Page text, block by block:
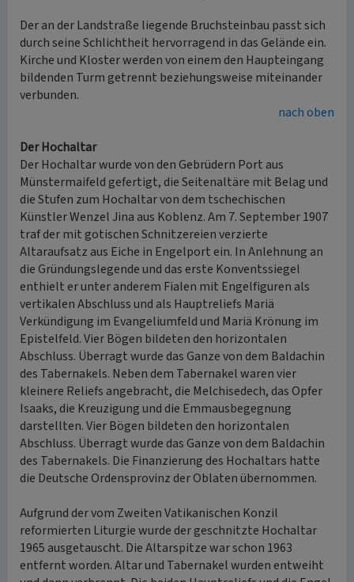
Der an der Landstraße liegende Bruchsteinbau passt sich
durch seine Schlichtheit hervorragend in das Gelände ein.
Kirche und Kloster werden von einem den Haupteingang
bildenden Turm getrennt beziehungsweise miteinander
verbunden.
nach oben
Der Hochaltar
Der Hochaltar wurde von den Gebrüdern Port aus
Münstermaifeld gefertigt, die Seitenaltäre mit Belag und
die Stufen zum Hochaltar von dem tschechischen
Künstler Wenzel Jina aus Koblenz. Am 7. September 1907
traf der mit gotischen Schnitzereien verzierte
Altaraufsatz aus Eiche in Engelport ein. In Anlehnung an
die Gründungslegende und das erste Konventssiegel
enthielt er unter anderem Fialen mit Engelfiguren als
vertikalen Abschluss und als Hauptreliefs Mariä
Verkündigung im Evangeliumfeld und Mariä Krönung im
Epistelfeld. Vier Bögen bildeten den horizontalen
Abschluss. Überragt wurde das Ganze von dem Baldachin
des Tabernakels. Neben dem Tabernakel waren vier
kleinere Reliefs angebracht, die Melchisedech, das Opfer
Isaaks, die Kreuzigung und die Emmausbegegnung
darstellten. Vier Bögen bildeten den horizontalen
Abschluss. Überragt wurde das Ganze von dem Baldachin
des Tabernakels. Die Finanzierung des Hochaltars hatte
die Deutsche Ordensprovinz der Oblaten übernommen.
Aufgrund der vom Zweiten Vatikanischen Konzil
reformierten Liturgie wurde der geschnitzte Hochaltar
1965 ausgetauscht. Die Altarspitze war schon 1963
entfernt worden. Altar und Tabernakel wurden entweiht